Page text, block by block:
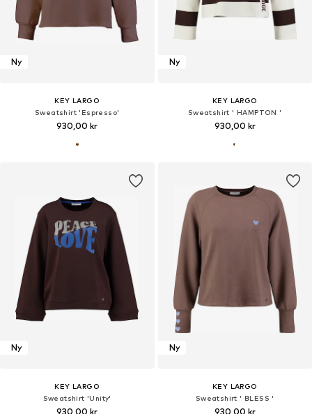
Ny
KEY LARGO
Sweatshirt 'Espresso'
930,00 kr
Ny
KEY LARGO
Sweatshirt ' HAMPTON '
930,00 kr
Ny
KEY LARGO
Sweatshirt 'Unity'
930,00 kr
Ny
KEY LARGO
Sweatshirt ' BLESS '
930,00 kr